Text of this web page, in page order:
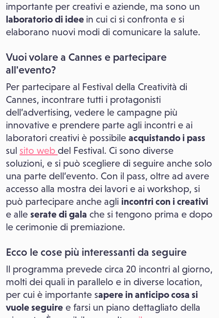
importante per creativi e aziende, ma sono un
laboratorio di idee in cui ci si confronta e si
elaborano nuovi modi di comunicare la salute.
Vuoi volare a Cannes e partecipare
all'evento?
Per partecipare al Festival della Creatività di
Cannes, incontrare tutti i protagonisti
dell’advertising, vedere le campagne più
innovative e prendere parte agli incontri e ai
laboratori creativi è possibile acquistando i pass
sul sito web del Festival. Ci sono diverse
soluzioni, e si può scegliere di seguire anche solo
una parte dell’evento. Con il pass, oltre ad avere
accesso alla mostra dei lavori e ai workshop, si
può partecipare anche agli incontri con i creativi
e alle serate di gala che si tengono prima e dopo
le cerimonie di premiazione.
Ecco le cose più interessanti da seguire
Il programma prevede circa 20 incontri al giorno,
molti dei quali in parallelo e in diverse location,
per cui è importante sapere in anticipo cosa si
vuole seguire e farsi un piano dettagliato della